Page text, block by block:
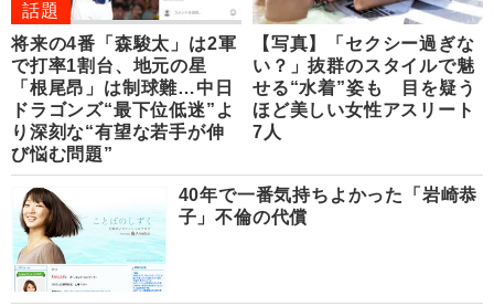
話題
将来の4番「森駿太」は2軍
で打率1割台、地元の星
「根尾昂」は制球難…中日
ドラゴンズ“最下位低迷”よ
り深刻な“有望な若手が伸
び悩む問題”
【写真】「セクシー過ぎな
い？」抜群のスタイルで魅
せる“水着”姿も 目を疑う
ほど美しい女性アスリート
7人
40年で一番気持ちよかった「岩崎恭
子」不倫の代償